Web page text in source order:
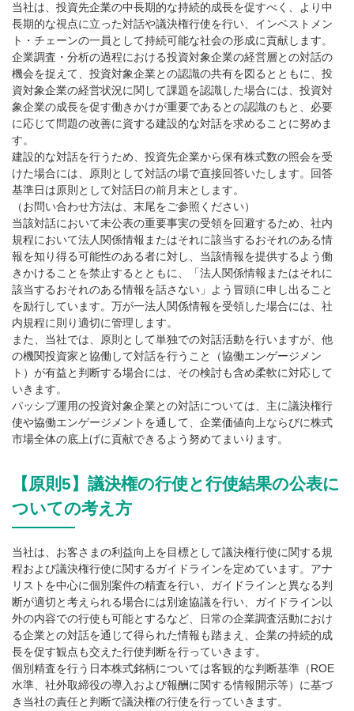
当社は、投資先企業の中長期的な持続的成長を促すべく、より中
長期的な視点に立った対話や議決権行使を行い、インベストメン
ト・チェーンの一員として持続可能な社会の形成に貢献します。
企業調査・分析の過程における投資対象企業の経営層との対話の
機会を捉えて、投資対象企業との認識の共有を図るとともに、投
資対象企業の経営状況に関して課題を認識した場合には、投資対
象企業の成長を促す働きかけが重要であるとの認識のもと、必要
に応じて問題の改善に資する建設的な対話を求めることに努めま
す。
建設的な対話を行うため、投資先企業から保有株式数の照会を受
けた場合には、原則として対話の場で直接回答いたします。回答
基準日は原則として対話日の前月末とします。
（お問い合わせ方法は、末尾をご参照ください）
当該対話において未公表の重要事実の受領を回避するため、社内
規程において法人関係情報またはそれに該当するおそれのある情
報を知り得る可能性のある者に対し、当該情報を提供するよう働
きかけることを禁止するとともに、「法人関係情報またはそれに
該当するおそれのある情報を話さない」よう冒頭に申し出ること
を励行しています。万が一法人関係情報を受領した場合には、社
内規程に則り適切に管理します。
また、当社では、原則として単独での対話活動を行いますが、他
の機関投資家と協働して対話を行うこと（協働エンゲージメン
ト）が有益と判断する場合には、その検討も含め柔軟に対応して
いきます。
パッシブ運用の投資対象企業との対話については、主に議決権行
使や協働エンゲージメントを通して、企業価値向上ならびに株式
市場全体の底上げに貢献できるよう努めてまいります。
【原則5】議決権の行使と行使結果の公表に
ついての考え方
当社は、お客さまの利益向上を目標として議決権行使に関する規
程および議決権行使に関するガイドラインを定めています。アナ
リストを中心に個別案件の精査を行い、ガイドラインと異なる判
断が適切と考えられる場合には別途協議を行い、ガイドライン以
外の内容での行使も可能とするなど、日常の企業調査活動におけ
る企業との対話を通じて得られた情報も踏まえ、企業の持続的成
長を促す観点も交えた行使判断を行っていきます。
個別精査を行う日本株式銘柄については客観的な判断基準（ROE
水準、社外取締役の導入および報酬に関する情報開示等）に基づ
き当社の責任と判断で議決権の行使を行っていきます。